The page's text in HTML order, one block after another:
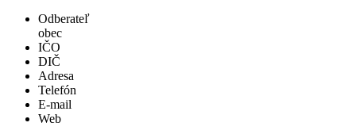
Odberateľ
obec
IČO
DIČ
Adresa
Telefón
E-mail
Web